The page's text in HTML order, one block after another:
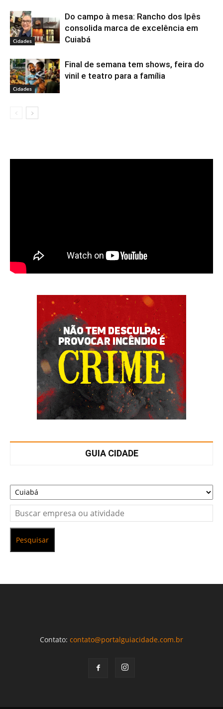
Cidades
Do campo à mesa: Rancho dos Ipês
consolida marca de excelência em
Cuiabá
Cidades
Final de semana tem shows, feira do
vinil e teatro para a família
GUIA CIDADE
Pesquisar
Contato: contato@portalguiacidade.com.br